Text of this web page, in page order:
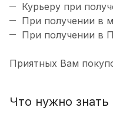
Курьеру при
При получении в
При получении в
Приятных Вам
Что нужно знать